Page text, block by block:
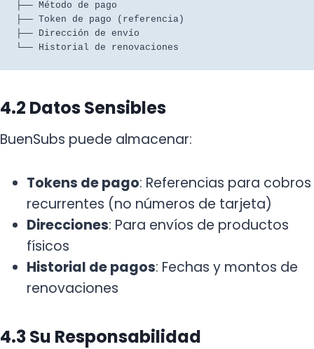
├── Método de pago
├── Token de pago (referencia)
├── Dirección de envío
4.2 Datos Sensibles
BuenSubs puede almacenar:
Tokens de pago: Referencias para cobros
recurrentes (no números de tarjeta)
Direcciones: Para envíos de productos
físicos
Historial de pagos: Fechas y montos de
renovaciones
4.3 Su Responsabilidad